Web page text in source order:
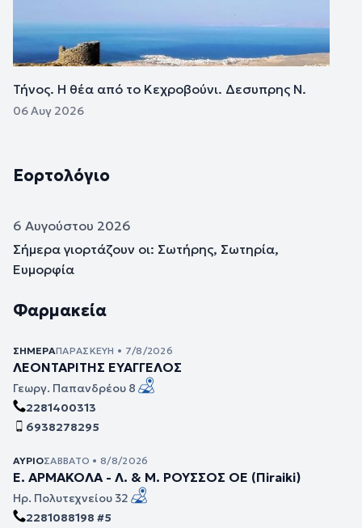
Τήνος. Η θέα από το Κεχροβούνι. Δεσυπρης Ν.
06 Αυγ 2026
Εορτολόγιο
6 Αυγούστου 2026
Σήμερα γιορτάζουν οι: Σωτήρης, Σωτηρία,
Ευμορφία
Φαρμακεία
ΣΉΜΕΡΑΠΑΡΑΣΚΕΥΉ • 7/8/2026
ΛΕΟΝΤΑΡΙΤΗΣ ΕΥΑΓΓΕΛΟΣ
Γεωργ. Παπανδρέου 8
2281400313
6938278295
ΑΎΡΙΟΣΆΒΒΑΤΟ • 8/8/2026
Ε. ΑΡΜΑΚΟΛΑ - Λ. & Μ. ΡΟΥΣΣΟΣ ΟΕ (Πiraiki)
Ηρ. Πολυτεχνείου 32
2281088198 #5